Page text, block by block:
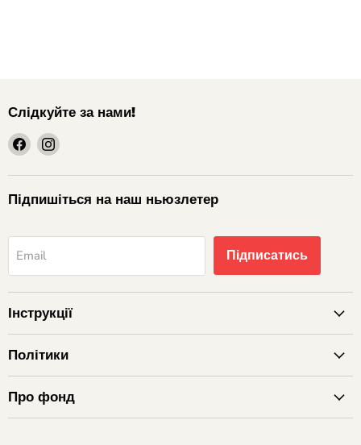
Слідкуйте за нами!
шукайте
нас
на
Facebook
шукайте
на
Instagram
Підпишіться на наш ньюзлетер
Email Підписатись
Інструкції
Політики
Про фонд